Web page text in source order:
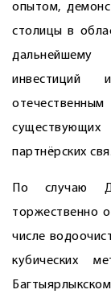
опытом,
столицы в
дальнейшему
инвестиций
партнёрских
По случаю
торжественно
числе
кубических